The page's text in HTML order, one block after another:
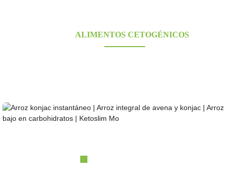
ALIMENTOS CETOGÉNICOS